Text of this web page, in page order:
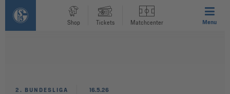
Shop Tickets Matchcenter Menu
2. BUNDESLIGA 16.5.26